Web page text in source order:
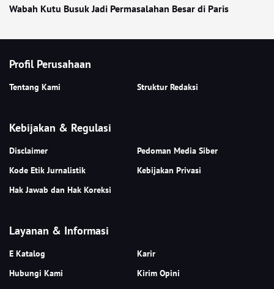
Wabah Kutu Busuk Jadi Permasalahan Besar di Paris
Profil Perusahaan
Tentang Kami Struktur Redaksi
Kebijakan & Regulasi
Disclaimer
Pedoman Media Siber
Kode Etik Jurnalistik
Kebijakan Privasi
Hak Jawab dan Hak Koreksi
Layanan & Informasi
E Katalog
Karir
Hubungi Kami
Kirim Opini